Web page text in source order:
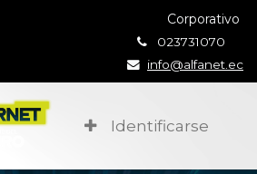
Corporativo
023731070
info@alfanet.ec
Identificarse